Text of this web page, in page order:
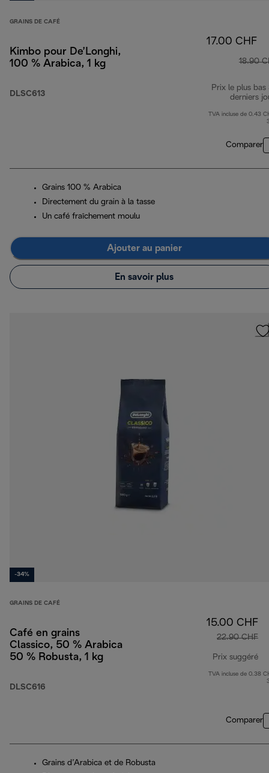
GRAINS DE CAFÉ
Kimbo pour De’Longhi,
100 % Arabica, 1 kg
DLSC613
17.00 CHF
18.90
Prix le plus bas
derniers
TVA incluse de 0.43
Comparer
Grains 100 % Arabica
Directement du grain à la tasse
Un café fraîchement moulu
Ajouter au panier
En savoir plus
-34%
GRAINS DE CAFÉ
Café en grains
Classico, 50 % Arabica
50 % Robusta, 1 kg
DLSC616
15.00 CHF
22.90 CHF
Prix suggéré
TVA incluse de 0.38
Comparer
Grains d’Arabica et de Robusta